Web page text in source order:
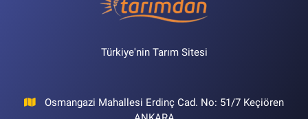
Türkiye'nin Tarım Sitesi
Osmangazi Mahallesi Erdinç Cad. No: 51/7 Keçiören